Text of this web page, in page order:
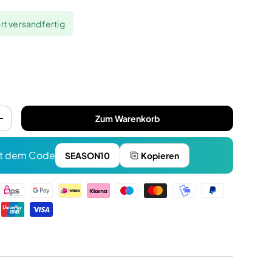
versandfertig
Zum Warenkorb
dem Code SEASON10 Kopieren